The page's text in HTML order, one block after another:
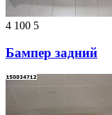
4 100 5
Бампер задний